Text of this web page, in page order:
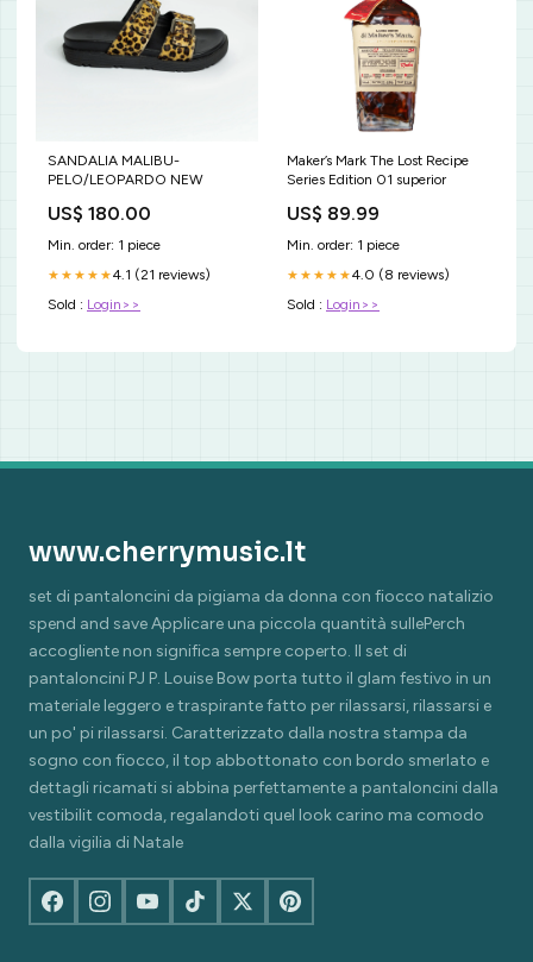
SANDALIA MALIBU-
PELO/LEOPARDO NEW
US$ 180.00
Min. order: 1 piece
★★★★★4.1 (21 reviews)
Sold : Login>>
Maker’s Mark The Lost Recipe
Series Edition 01 superior
US$ 89.99
Min. order: 1 piece
★★★★★4.0 (8 reviews)
Sold : Login>>
www.cherrymusic.lt
set di pantaloncini da pigiama da donna con fiocco natalizio
spend and save Applicare una piccola quantità sullePerch
accogliente non significa sempre coperto. Il set di
pantaloncini PJ P. Louise Bow porta tutto il glam festivo in un
materiale leggero e traspirante fatto per rilassarsi, rilassarsi e
un po' pi rilassarsi. Caratterizzato dalla nostra stampa da
sogno con fiocco, il top abbottonato con bordo smerlato e
dettagli ricamati si abbina perfettamente a pantaloncini dalla
vestibilit comoda, regalandoti quel look carino ma comodo
dalla vigilia di Natale